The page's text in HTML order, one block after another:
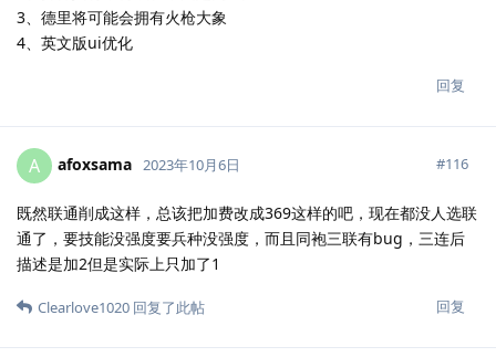
3、德里将可能会拥有火枪大象
4、英文版ui优化
回复
A afoxsama 2023年10月6日 #116
既然联通削成这样，总该把加费改成369这样的吧，现在都没人选联
通了，要技能没强度要兵种没强度，而且同袍三联有bug，三连后
描述是加2但是实际上只加了1
回复
Clearlove1020 回复了此帖